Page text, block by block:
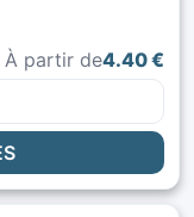
À partir de4.40 €